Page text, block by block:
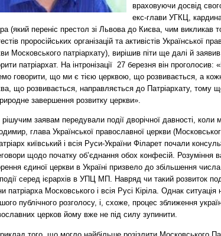
враховуючи досвід
екс-глави УГКЦ,
(який переніс престол зі Львова до Києва, чим викликав
проросійських організацій та активістів Української
Московського патріархату), вирішив піти ще далі й
патріархат. На інтронізації 27 березня він проголосив:
говорити, що ми є тією церквою, що розвивається, а
що розвивається, направляється до Патріархату, тому
завершення розвитку церкви».
заявам передували події дворічної давності, коли
глава Української православної церкви
київський і всія Руси-України Філарет почали
щодо початку об’єднання обох конфесій. Розуміння
єдиної церкви в Україні призвело до збільшення
події серед ієрархів в УПЦ МП. Навряд чи такий розвиток
патріарха Московського і всія Русі Кіріла. Однак ситуація
публічного розголосу, і, схоже, процес зближення
церков йому вже не під силу зупинити.